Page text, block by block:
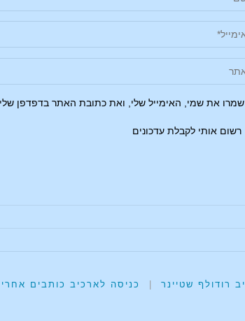
שמרו את שמי, האימייל שלי, ואת כתובת האתר בדפדפן
רשום אותי לקבלת עדכונים
רודולף שטיינר כניסה לארכיב כותבים